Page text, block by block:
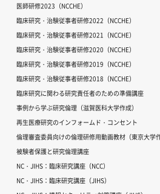
医師研修2023（NCCHE）
臨床研究・治験従事者研修2022（NCCHE）
臨床研究・治験従事者研修2021（NCCHE）
臨床研究・治験従事者研修2020（NCCHE）
臨床研究・治験従事者研修2019（NCCHE）
臨床研究・治験従事者研修2018（NCCHE）
臨床研究に関わる研究責任者のための準備講座
事例から学ぶ研究倫理（滋賀医科大学作成）
再生医療研究のインフォームド・コンセント
倫理審査委員向けの倫理研修用動画教材（東京大学作
被験者保護と研究倫理講座
NC・JIHS：臨床研究講座（NCC）
NC・JIHS：臨床研究講座（JIHS）